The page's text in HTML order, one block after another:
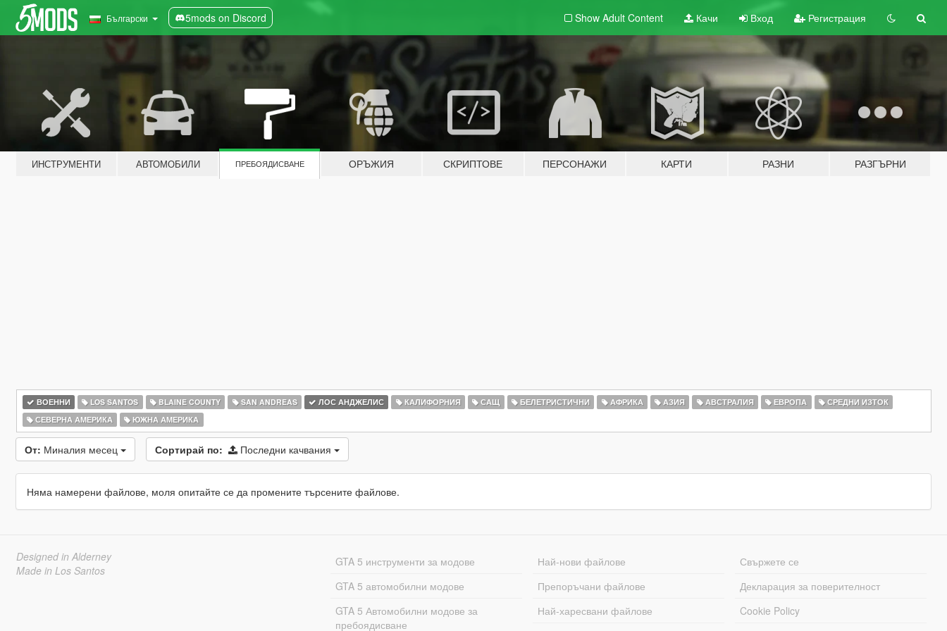
Български 5mods on Discord Show Adult Content Качи Вход Регистрация
ИНСТРУМЕНТИ АВТОМОБИЛИ ПРЕБОЯДИСВАНЕ ОРЪЖИЯ СКРИПТОВЕ ПЕРСОНАЖИ КАРТИ РАЗНИ РАЗГЪРНИ
ВОЕННИ LOS SANTOS BLAINE COUNTY SAN ANDREAS ЛОС АНДЖЕЛИС КАЛИФОРНИЯ САЩ БЕЛЕТРИСТИЧНИ АФРИКА АЗИЯ АВСТРАЛИЯ ЕВРОПА
СРЕДНИ ИЗТОК
СЕВЕРНА АМЕРИКА
ЮЖНА АМЕРИКА
От: Миналия месец Сортирай по: Последни качвания
Няма намерени файлове, моля опитайте се да промените търсените файлове.
Designed in Alderney
Made in Los Santos
GTA 5 инструменти за модове
GTA 5 автомобилни модове
GTA 5 Автомобилни модове за
пребоядисване
Най-нови файлове
Препоръчани файлове
Най-харесвани файлове
Свържете се
Декларация за поверителност
Cookie Policy